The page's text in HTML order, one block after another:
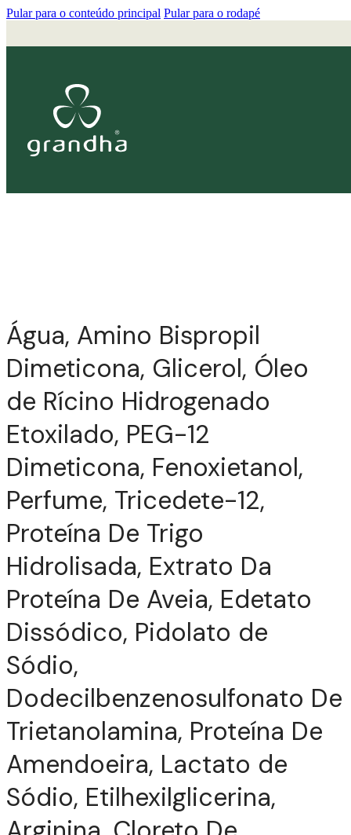
Pular para o conteúdo principal Pular para o rodapé
Água, Amino Bispropil
Dimeticona, Glicerol, Óleo
de Rícino Hidrogenado
Etoxilado, PEG-12
Dimeticona, Fenoxietanol,
Perfume, Tricedete-12,
Proteína De Trigo
Hidrolisada, Extrato Da
Proteína De Aveia, Edetato
Dissódico, Pidolato de
Sódio,
Dodecilbenzenosulfonato De
Trietanolamina, Proteína De
Amendoeira, Lactato de
Sódio, Etilhexilglicerina,